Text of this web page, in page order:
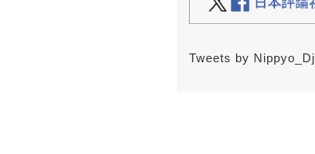
Tweets by Nippyo_Dj